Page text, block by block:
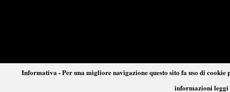
Informativa - Per una migliore navigazione questo sito fa uso di
informazioni leggi